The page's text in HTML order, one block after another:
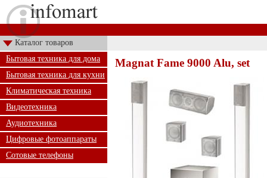
Каталог товаров
Бытовая техника для дома
Бытовая техника для кухни
Климатическая техника
Видеотехника
Аудиотехника
Цифровые фотоаппараты
Сотовые телефоны
Magnat Fame 9000 Alu, set